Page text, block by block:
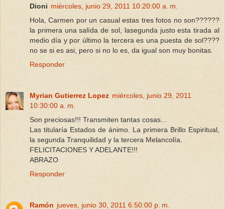
Dioni miércoles, junio 29, 2011 10:20:00 a. m.
Hola, Carmen por un casual estas tres fotos no son??????
la primera una salída de sol, lasegunda justo esta tirada al
medio día y por último la tercera es una puesta de sol????
no se si es asi, pero si no lo es, da igual son muy bonitas.
Responder
Myrian Gutierrez Lopez miércoles, junio 29, 2011
10:30:00 a. m.
Son preciosas!!! Transmiten tantas cosas...
Las titularía Estados de ánimo. La primera Brillo Espiritual,
la segunda Tranquilidad y la tercera Melancolía.
FELICITACIONES Y ADELANTE!!!
ABRAZO
Responder
Ramón jueves, junio 30, 2011 6:50:00 p. m.